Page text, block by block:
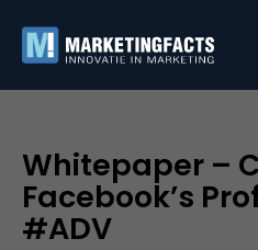
Whitepaper –
Facebook’s
#ADV